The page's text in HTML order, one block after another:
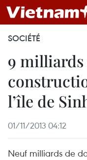
SOCIÉTÉ
9 milliards
l’île de
01/11/2013 04:12
Neuf milliards de